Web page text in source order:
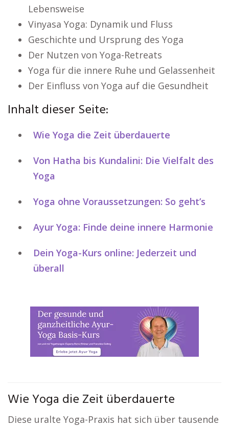
Lebensweise
Vinyasa Yoga: Dynamik und Fluss
Geschichte und Ursprung des Yoga
Der Nutzen von Yoga-Retreats
Yoga für die innere Ruhe und Gelassenheit
Der Einfluss von Yoga auf die Gesundheit
Inhalt dieser Seite:
Wie Yoga die Zeit überdauerte
Von Hatha bis Kundalini: Die Vielfalt des
Yoga
Yoga ohne Voraussetzungen: So geht’s
Ayur Yoga: Finde deine innere Harmonie
Dein Yoga-Kurs online: Jederzeit und
überall
Wie Yoga die Zeit überdauerte
Diese uralte Yoga-Praxis hat sich über tausende